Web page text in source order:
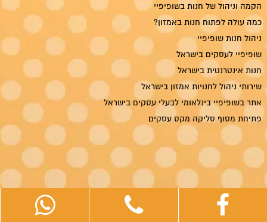
הקמה וניהול של חנות בשופיפיי
כמה עולה לפתוח חנות באמזון?
ניהול חנות שופיפיי
שופיפיי לעסקים בישראל
חנות אינטרנטית בישראל
שירותי ניהול לחנויות אמזון בישראל
אתר בשופיפיי בינלאומי לבעלי עסקים בישראל
פתיחת מסוף סליקה מקס עסקים
ריטייל מדיה — קידום אתרים